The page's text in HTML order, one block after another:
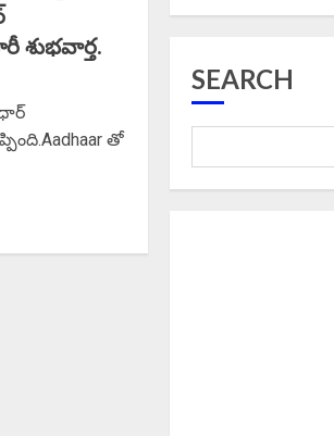
శుభవార్త.
తో
SEARCH